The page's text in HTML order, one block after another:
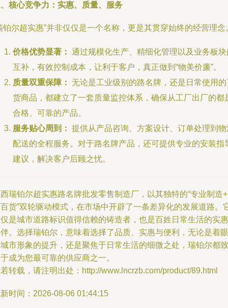
核心竞争力：实惠、质量、服务
铂尔超实惠”并非仅仅是一个名称，更是其贯穿始终的经营理念
价格优势显著： 通过规模化生产、精细化管理以及业务板块
互补，有效控制成本，让利于客户，真正做到“物美价廉”。
质量双重保障： 无论是工业级别的路名牌，还是日常使用的
货商品，都建立了一套质量监控体系，确保从工厂出厂的都
合格、可靠的产品。
服务贴心周到： 提供从产品咨询、方案设计、订单处理到物
配送的全程服务。对于路名牌产品，还可提供专业的安装指
建议，解决客户后顾之忧。
瑞铂尔超实惠路名牌批发零售制造厂，以其独特的“专业制造
货”双轮驱动模式，在市场中开辟了一条差异化的发展道路。
是城市道路标识值得信赖的铸造者，也是百姓日常生活的实惠
。选择瑞铂尔，意味着选择了品质、实惠与便利，无论是着眼
市形象的提升，还是聚焦于日常生活的细微之处，瑞铂尔都致
成为您最可靠的供应商之一。
转载，请注明出处：http://www.lncrzb.com/product/89.html
时间：2026-08-06 01:44:15